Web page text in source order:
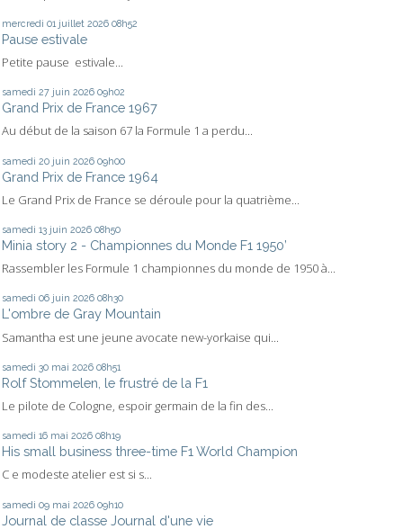
mercredi 01 juillet 2026 08h52
Pause estivale
Petite pause estivale...
samedi 27 juin 2026 09h02
Grand Prix de France 1967
Au début de la saison 67 la Formule 1 a perdu...
samedi 20 juin 2026 09h00
Grand Prix de France 1964
Le Grand Prix de France se déroule pour la quatrième...
samedi 13 juin 2026 08h50
Minia story 2 - Championnes du Monde F1 1950’
Rassembler les Formule 1 championnes du monde de 1950 à...
samedi 06 juin 2026 08h30
L'ombre de Gray Mountain
Samantha est une jeune avocate new-yorkaise qui...
samedi 30 mai 2026 08h51
Rolf Stommelen, le frustré de la F1
Le pilote de Cologne, espoir germain de la fin des...
samedi 16 mai 2026 08h19
His small business three-time F1 World Champion
C e modeste atelier est si s...
samedi 09 mai 2026 09h10
Journal de classe Journal d'une vie